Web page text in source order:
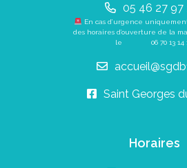
05 46 27 97
En cas d’urgence
des horaires d’ouverture de la
le 06 70 13 14
Saint Georges
Horaires